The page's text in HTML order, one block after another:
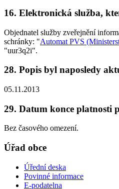
16. Elektronická služba,
Objednatel služby zveřejnění
schránky: "Automat PVS
"uur3q2i".
28. Popis byl naposledy
05.11.2013
29. Datum konce platnosti
Bez časového omezení.
Úřad obce
Úřední deska
Povinné informace
E-podatelna